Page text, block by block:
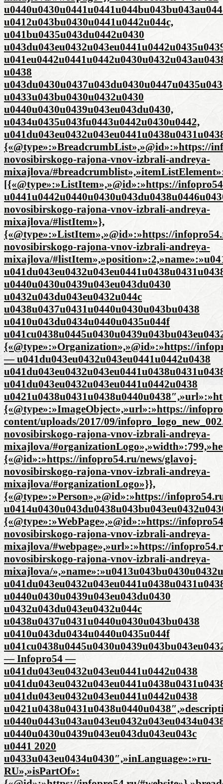
u0412u043bu0430u0441u0442u044c,
u041bu0435u043du0442u0430
u0438
u0433u043bu0430u0432u0430
u0440u0430u0439u043eu043du0430,
u0434u0435u043fu0443u0442u0430u0442,
{«@type»:»BreadcrumbList»,»@id»:»https://
novosibirskogo-rajona-vnov-izbrali-andreya-
mixajlova/
[{«@type»:»ListItem»,»@id»:»https://
novosibirskogo-rajona-vnov-izbrali-andreya-
mixajlova/#listItem»},
{«@type»:»ListItem»,»@id»:»https://
novosibirskogo-rajona-vnov-izbrali-andreya-
mixajlova/
u0440u0430u0439u043eu043du0430
u0432u043du043eu0432u044c
u0438u0437u0431u0440u0430u043bu0438
u0410u043du0434u0440u0435u044f
{«@type»:»Organization»,»@id»:»https://
— u041du043eu0432u043eu0441u0442u0438
u041du043eu0432u043eu0441u0442u0438
{«@type»:»ImageObject»,»url»:»https://
content/uploads/2017/09/
novosibirskogo-rajona-vnov-izbrali-andreya-
mixajlova/
{«@id»:»https://infopro54.ru/news/glavoj-
novosibirskogo-rajona-vnov-izbrali-andreya-
mixajlova/#organizationLogo»}},
{«@type»:»Person»,»@id»:»https://
{«@type»:»WebPage»,»@id»:»https://
novosibirskogo-rajona-vnov-izbrali-andreya-
mixajlova/#webpage»,»url»:»https://
novosibirskogo-rajona-vnov-izbrali-andreya-
mixajlova/
u0440u0430u0439u043eu043du0430
u0432u043du043eu0432u044c
u0438u0437u0431u0440u0430u043bu0438
u0410u043du0434u0440u0435u044f
— Infopro54 —
u041du043eu0432u043eu0441u0442u0438
u041du043eu0432u043eu0441u0442u0438
u0440u0430u0439u043eu043du043eu043c
u0441 2020
u0433u043eu0434u0430″,»inLanguage»:»ru-
RU»,»isPartOf»: